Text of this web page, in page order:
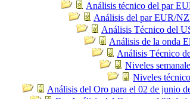
Análisis técnico del par
Análisis del par EUR/
Análisis Técnico del
Análisis de la onda
Análisis Técnico
Niveles
Niveles
Análisis del Oro para el 02 de junio